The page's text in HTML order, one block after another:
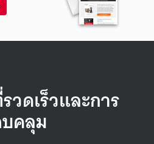
วดเร็วและการ
คลุม